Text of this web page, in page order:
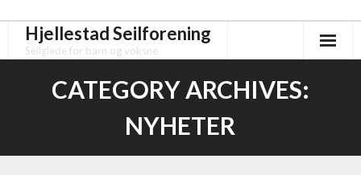
Hjellestad Seilforening
Seilglede for barn og voksne
CATEGORY ARCHIVES:
NYHETER